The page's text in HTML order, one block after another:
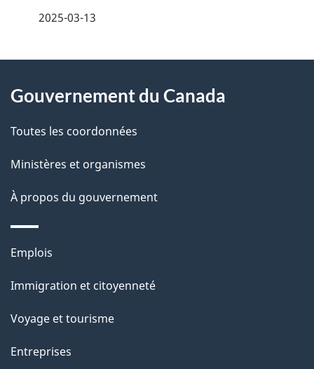
i
l
s
d
e
l
a
p
a
2025-03-13
propos
de
ce
site
Gouvernement du Canada
Toutes les coordonnées
Ministères et organismes
À propos du gouvernement
Thèmes
sujets
Emplois
Immigration et citoyenneté
Voyage et tourisme
Entreprises